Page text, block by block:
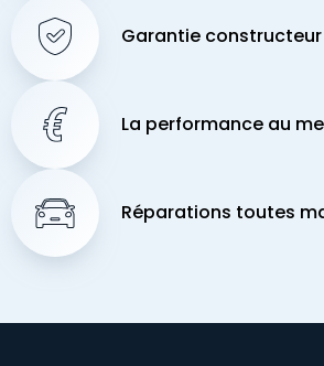
Garantie
La performance au
Réparations toutes